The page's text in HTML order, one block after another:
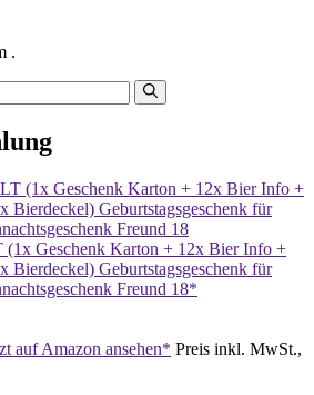
.
Geschenk Karton + 12x Bier Info +
Bierdeckel) Geburtstagsgeschenk für
Freund 18*
auf Amazon ansehen* Preis inkl. MwSt.,